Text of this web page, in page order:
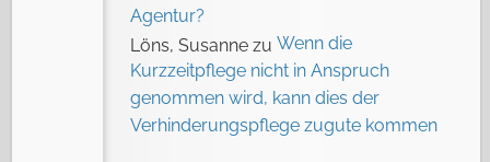
Agentur?
Löns, Susanne zu Wenn die
Kurzzeitpflege nicht in Anspruch
genommen wird, kann dies der
Verhinderungspflege zugute kommen